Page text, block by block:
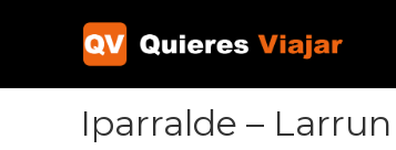
Iparralde – Larrun